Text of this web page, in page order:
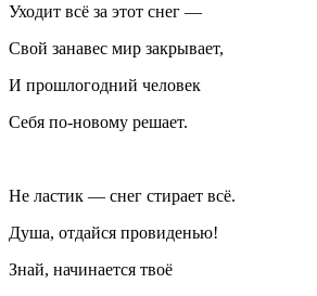
Уходит всё за этот снег —
Свой занавес мир закрывает,
И прошлогодний человек
Себя по-новому решает.
Не ластик — снег стирает всё.
Душа, отдайся провиденью!
Знай, начинается твоё